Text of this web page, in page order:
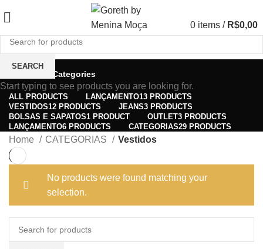
0 items / R$0,00
Categories
ALL PRODUCTS LANÇAMENTO13 PRODUCTS
VESTIDOS12 PRODUCTS JEANS3 PRODUCTS
BOLSAS E SAPATOS1 PRODUCT OUTLET3 PRODUCTS
LANÇAMENTO6 PRODUCTS CATEGORIAS29 PRODUCTS
Home CATEGORIAS Vestidos
No products were found matching your
selection.
SEARCH
Start typing to see products you are looking for.